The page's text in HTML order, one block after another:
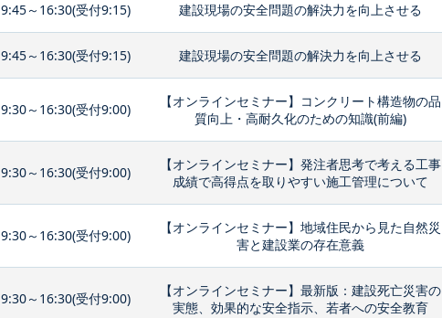
9:45～16:30(受付9:15) 建設現場の安全問題の解決力を向上させる
9:45～16:30(受付9:15) 建設現場の安全問題の解決力を向上させる
9:30～16:30(受付9:00)
【オンラインセミナー】コンクリート構造物の品
質向上・高耐久化のための知識(前編)
9:30～16:30(受付9:00)
【オンラインセミナー】発注者思考で考える工事
成績で高得点を取りやすい施工管理について
9:30～16:30(受付9:00)
【オンラインセミナー】地域住民から見た自然災
害と建設業の存在意義
9:30～16:30(受付9:00)
【オンラインセミナー】最新版：建設死亡災害の
実態、効果的な安全指示、若者への安全教育